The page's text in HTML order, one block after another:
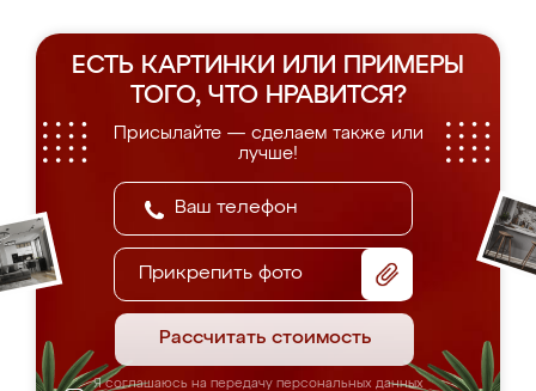
ЕСТЬ КАРТИНКИ ИЛИ ПРИМЕРЫ
ТОГО, ЧТО НРАВИТСЯ?
Присылайте — сделаем также или
лучше!
Прикрепить фото
Рассчитать стоимость
Я соглашаюсь на передачу персональных данных